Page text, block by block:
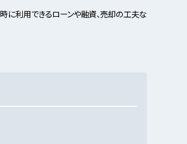
に利用できるローンや融資、売却の工夫な